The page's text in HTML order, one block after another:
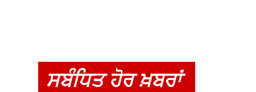
ਸਬੰਧਿਤ ਹੋਰ ਖ਼ਬਰਾਂ